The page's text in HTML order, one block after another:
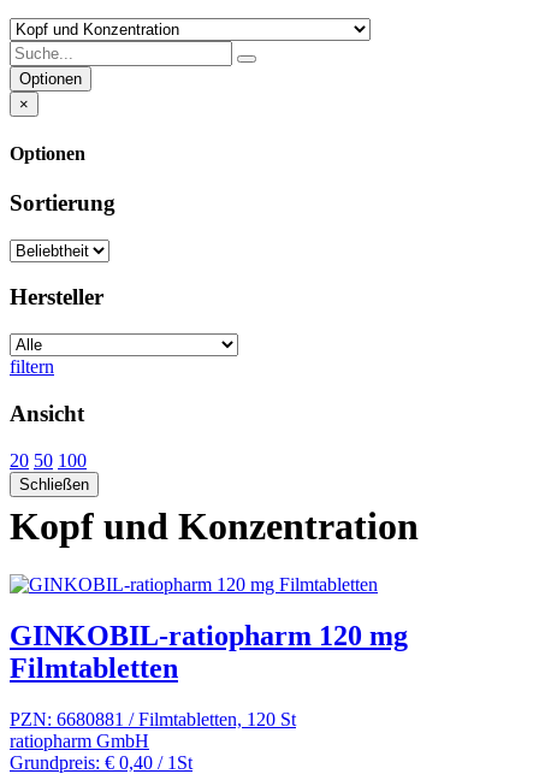
Optionen
×
Optionen
Sortierung
Hersteller
filtern
Ansicht
20 50 100
Schließen
Kopf und Konzentration
GINKOBIL-ratiopharm 120 mg
Filmtabletten
PZN: 6680881 / Filmtabletten, 120 St
ratiopharm GmbH
Grundpreis: € 0,40 / 1St